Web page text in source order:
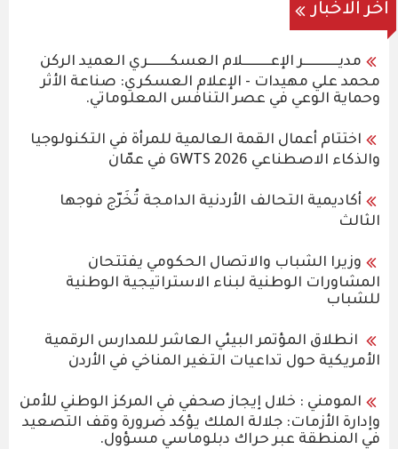
اخر الاخبار
مديـــــــــــــر الإعــــــــــلام العسكــــــــري العميد الركن
محمد علي مهيدات - الإعلام العسكري: صناعة الأثر
وحماية الوعي في عصر التنافس المعلوماتي.
اختتام أعمال القمة العالمية للمرأة في التكنولوجيا
والذكاء الاصطناعي GWTS 2026 في عمّان
أكاديمية التحالف الأردنية الدامجة تُخَرّج فوجها
الثالث
وزيرا الشباب والاتصال الحكومي يفتتحان
المشاورات الوطنية لبناء الاستراتيجية الوطنية
للشباب
انطلاق المؤتمر البيئي العاشر للمدارس الرقمية
الأمريكية حول تداعيات التغير المناخي في الأردن
المومني : خلال إيجاز صحفي في المركز الوطني للأمن
وإدارة الأزمات: جلالة الملك يؤكد ضرورة وقف التصعيد
في المنطقة عبر حراك دبلوماسي مسؤول.